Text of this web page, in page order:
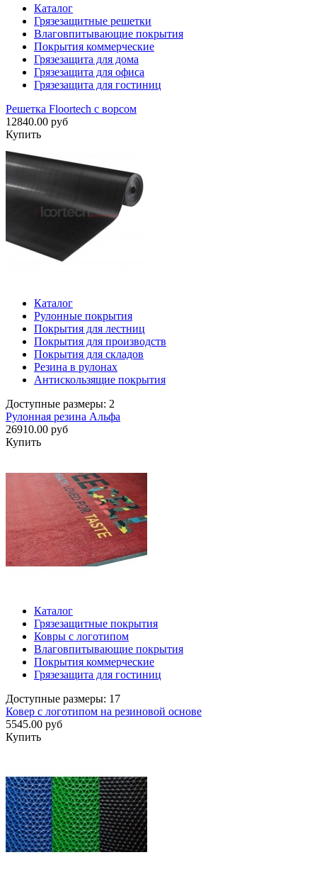
Каталог
Грязезащитные решетки
Влаговпитывающие покрытия
Покрытия коммерческие
Грязезащита для дома
Грязезащита для офиса
Грязезащита для гостиниц
Решетка Floortech с ворсом
12840.00 руб
Купить
Каталог
Рулонные покрытия
Покрытия для лестниц
Покрытия для производств
Покрытия для складов
Резина в рулонах
Антискользящие покрытия
Доступные размеры: 2
Рулонная резина Альфа
26910.00 руб
Купить
Каталог
Грязезащитные покрытия
Ковры с логотипом
Влаговпитывающие покрытия
Покрытия коммерческие
Грязезащита для гостиниц
Доступные размеры: 17
Ковер с логотипом на резиновой основе
5545.00 руб
Купить